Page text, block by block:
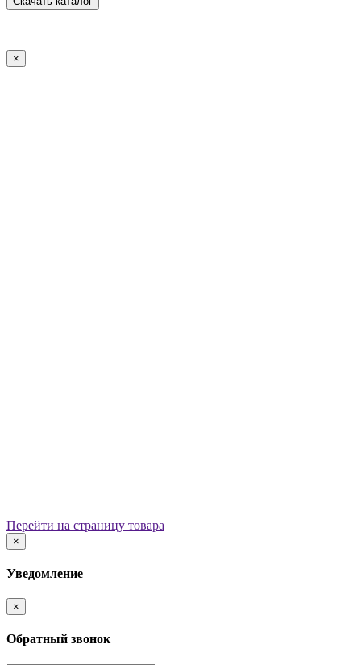
Теневые навесы и сцены
Игровые элементы
Качалки на пружине
Домики-беседки
×
Перейти на страницу товара
×
Уведомление
×
Обратный звонок